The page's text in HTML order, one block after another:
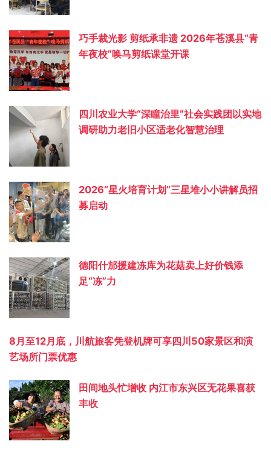
巧手裁光影 剪纸承非遗 2026年苍溪县“青
年夜校”唤马剪纸课堂开课
四川农业大学“深瞳治里”社会实践团以实地
调研助力老旧小区适老化智慧治理
2026“星火培育计划”三星堆小小讲解员招
募启动
德阳什邡援建冻库为花菇卖上好价钱添
足“冻”力
8月至12月底，川航旅客凭登机牌可享四川50家景区和演
艺场所门票优惠
田间地头忙增收 内江市东兴区无花果喜获
丰收